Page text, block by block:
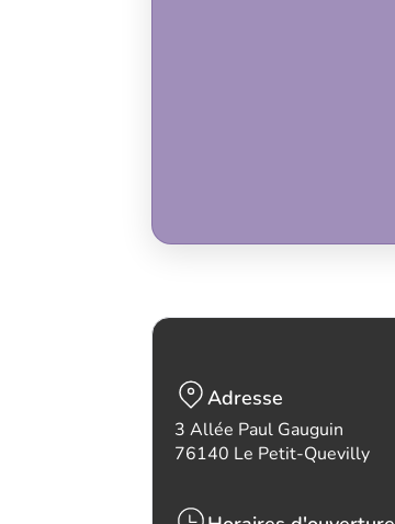
Adresse
3 Allée Paul Gauguin
76140 Le Petit-Quevilly